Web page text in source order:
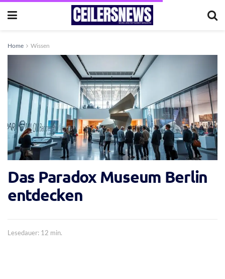
Home Wissen
Das Paradox Museum Berlin
entdecken
Lesedauer: 12 min.